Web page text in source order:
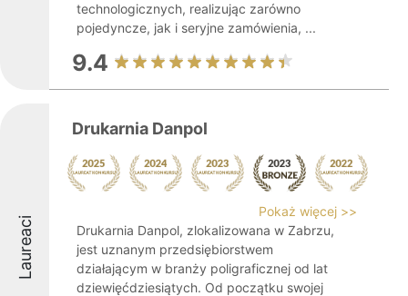
technologicznych, realizując zarówno
pojedyncze, jak i seryjne zamówienia, ...
9.4
Laureaci
Drukarnia Danpol
Pokaż więcej >>
Drukarnia Danpol, zlokalizowana w Zabrzu,
jest uznanym przedsiębiorstwem
działającym w branży poligraficznej od lat
dziewięćdziesiątych. Od początku swojej